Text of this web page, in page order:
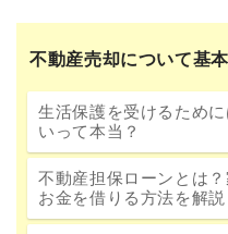
不動産売却について基
生活保護を受けるため
いって本当？
不動産担保ローンとは
お金を借りる方法を解説